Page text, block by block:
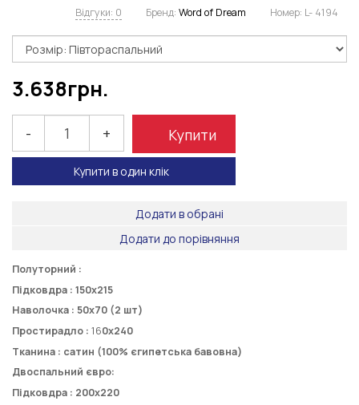
Відгуки: 0 Бренд: Word of Dream Номер: L- 4194
3.638грн.
- + Купити
Купити в один клік
Додати в обрані
Додати до порівняння
Полуторний :
Підковдра : 150х215
Наволочка : 50х70 (2 шт)
Простирадло : 160х240
Тканина : сатин (100% єгипетська бавовна)
Двоспальний євро:
Підковдра : 200х220